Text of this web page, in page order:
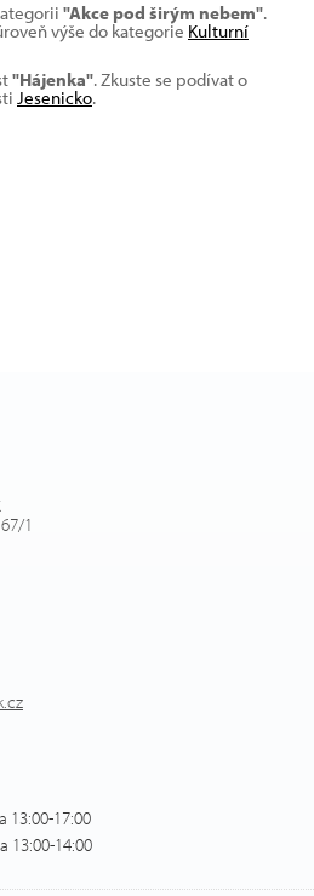
"Akce pod širým nebem".
výše do kategorie Kulturní
"Hájenka". Zkuste se podívat o
Jesenicko.
1
13:00-17:00
13:00-14:00